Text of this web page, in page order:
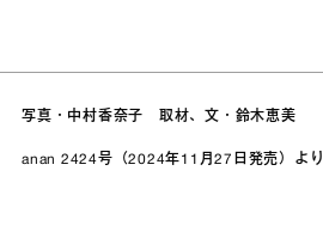
写真・中村香奈子 取材、文・鈴木恵美
anan 2424号（2024年11月27日発売）より